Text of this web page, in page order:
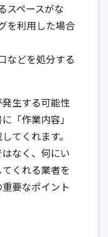
スペースがな
を利用した場合
などを処分する
生する可能性
「作業内容」
てくれます。
はなく、何にい
くれる業者を
要なポイント